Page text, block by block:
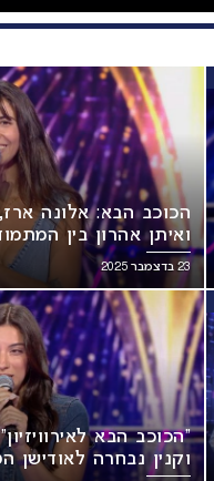
הכוכב הבא: אלונה
ואיתן אהרון בין
הבא!
23 בדצמבר 2025
“הכוכב הבא
וקנין נבחרה לאודישן